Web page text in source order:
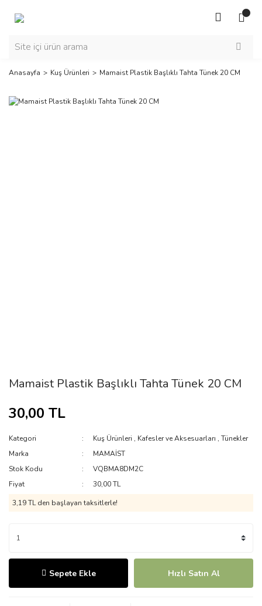
Anasayfa Kuş Ürünleri Mamaist Plastik Başlıklı Tahta Tünek 20 CM
Mamaist Plastik Başlıklı Tahta Tünek 20 CM
30,00 TL
Kategori Kuş Ürünleri , Kafesler ve Aksesuarları ,Tünekler
Marka
MAMAİST
Stok Kodu
VQBMA8DM2C
Fiyat
30,00 TL
3,19 TL den başlayan taksitlerle!
Sepete Ekle Hızlı Satın Al